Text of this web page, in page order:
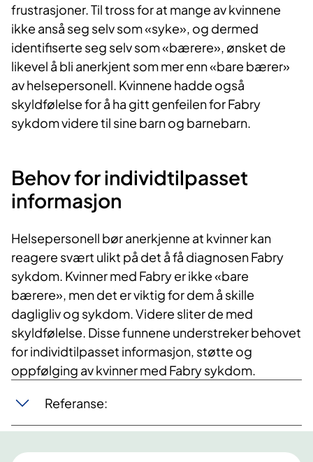
frustrasjoner. Til tross for at mange av kvinnene
ikke anså seg selv som «syke», og dermed
identifiserte seg selv som «bærere», ønsket de
likevel å bli anerkjent som mer enn «bare bærer»
av helsepersonell. Kvinnene hadde også
skyldfølelse for å ha gitt genfeilen for Fabry
sykdom videre til sine barn og barnebarn.
Behov for individtilpasset
informasjon
Helsepersonell bør anerkjenne at kvinner kan
reagere svært ulikt på det å få diagnosen Fabry
sykdom. Kvinner med Fabry er ikke «bare
bærere», men det er viktig for dem å skille
dagligliv og sykdom. Videre sliter de med
skyldfølelse. Disse funnene understreker behovet
for individtilpasset informasjon, støtte og
oppfølging av kvinner med Fabry sykdom.
Referanse: